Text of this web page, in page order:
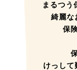
まるつう
綺麗な
保
けっして